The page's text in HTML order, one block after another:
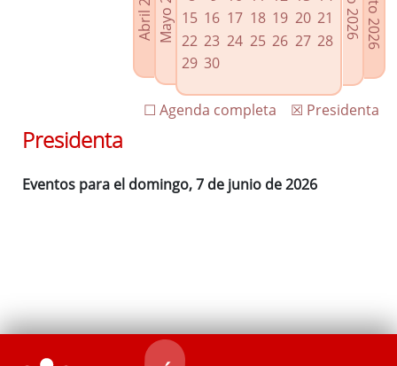
Agenda de Presidencia
Plenos provinciales y Juntas de gobierno
Oficina de Proyectos Europeos
15 16 17 18 19 20 21
22 23 24 25 26 27 28
29 30
☒ Presidenta
☐ Agenda completa
Presidenta
Eventos para el domingo, 7 de junio de 2026